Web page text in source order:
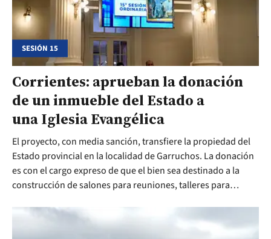
SESIÓN 15
Corrientes: aprueban la donación
de un inmueble del Estado a
una Iglesia Evangélica
El proyecto, con media sanción, transfiere la propiedad del
Estado provincial en la localidad de Garruchos. La donación
es con el cargo expreso de que el bien sea destinado a la
construcción de salones para reuniones, talleres para